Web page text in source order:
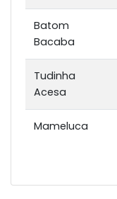
Batom
Bacaba
Tudinha
Acesa
Mameluca